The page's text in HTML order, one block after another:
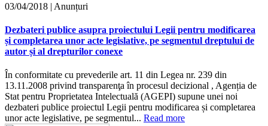
03/04/2018 | Anunțuri
Dezbateri publice asupra proiectului Legii pentru modificarea
și completarea unor acte legislative, pe segmentul dreptului de
autor și al drepturilor conexe
În conformitate cu prevederile art. 11 din Legea nr. 239 din
13.11.2008 privind transparenţa în procesul decizional , Agenția de
Stat pentru Proprietatea Intelectuală (AGEPI) supune unei noi
dezbateri publice proiectul Legii pentru modificarea și completarea
unor acte legislative, pe segmentul... Read more